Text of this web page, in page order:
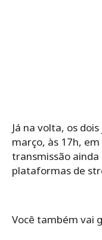
Já na volta, os
março, às 17h,
transmissão ainda
plataformas de
Você também vai